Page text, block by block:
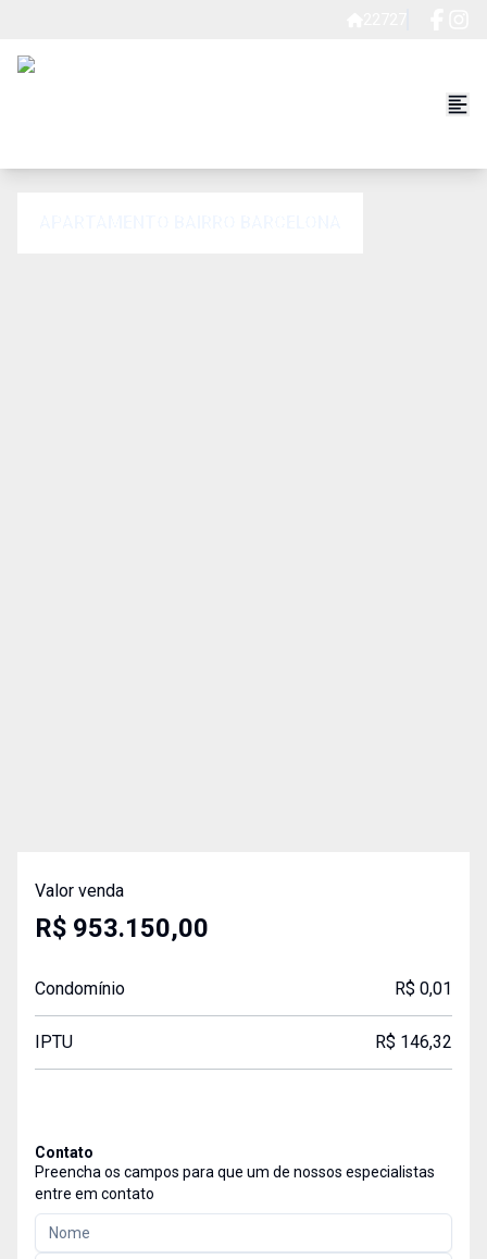
Valor venda
R$ 953.150,00
Condomínio R$ 0,01
IPTU R$ 146,32
Contato
Preencha os campos para que um de nossos especialistas
entre em contato